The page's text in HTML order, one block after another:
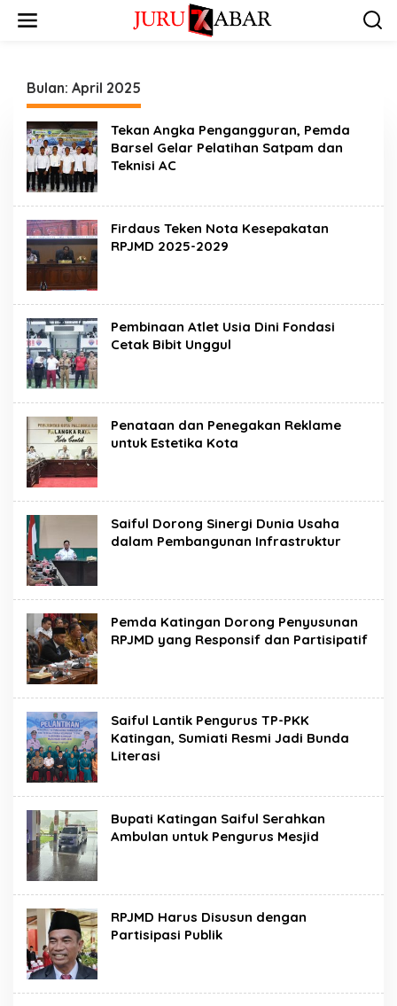
Bulan: April 2025
Tekan Angka Pengangguran, Pemda
Barsel Gelar Pelatihan Satpam dan
Teknisi AC
Firdaus Teken Nota Kesepakatan
RPJMD 2025-2029
Pembinaan Atlet Usia Dini Fondasi
Cetak Bibit Unggul
Penataan dan Penegakan Reklame
untuk Estetika Kota
Saiful Dorong Sinergi Dunia Usaha
dalam Pembangunan Infrastruktur
Pemda Katingan Dorong Penyusunan
RPJMD yang Responsif dan Partisipatif
Saiful Lantik Pengurus TP-PKK
Katingan, Sumiati Resmi Jadi Bunda
Literasi
Bupati Katingan Saiful Serahkan
Ambulan untuk Pengurus Mesjid
RPJMD Harus Disusun dengan
Partisipasi Publik